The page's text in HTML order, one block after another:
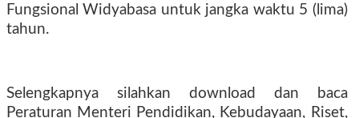
Fungsional Widyabasa untuk jangka waktu 5 (lima)
tahun.
Selengkapnya silahkan download dan baca
Peraturan Menteri Pendidikan, Kebudayaan, Riset,